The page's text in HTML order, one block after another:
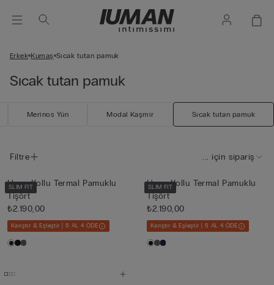
Erkek Kumaş Sıcak tutan pamuk
Sıcak tutan pamuk
Merinos Yün Modal Kaşmir Sıcak tutan pamuk
Filtre ... için sipariş
SLIM FIT
Uzun Kollu Termal Pamuklu
Tişört
₺2.190,00
Karıştır & Eşleştir | 5 AL 4 ÖDE
SLIM FIT
Uzun Kollu Termal Pamuklu
Tişört
₺2.190,00
Karıştır & Eşleştir | 5 AL 4 ÖDE